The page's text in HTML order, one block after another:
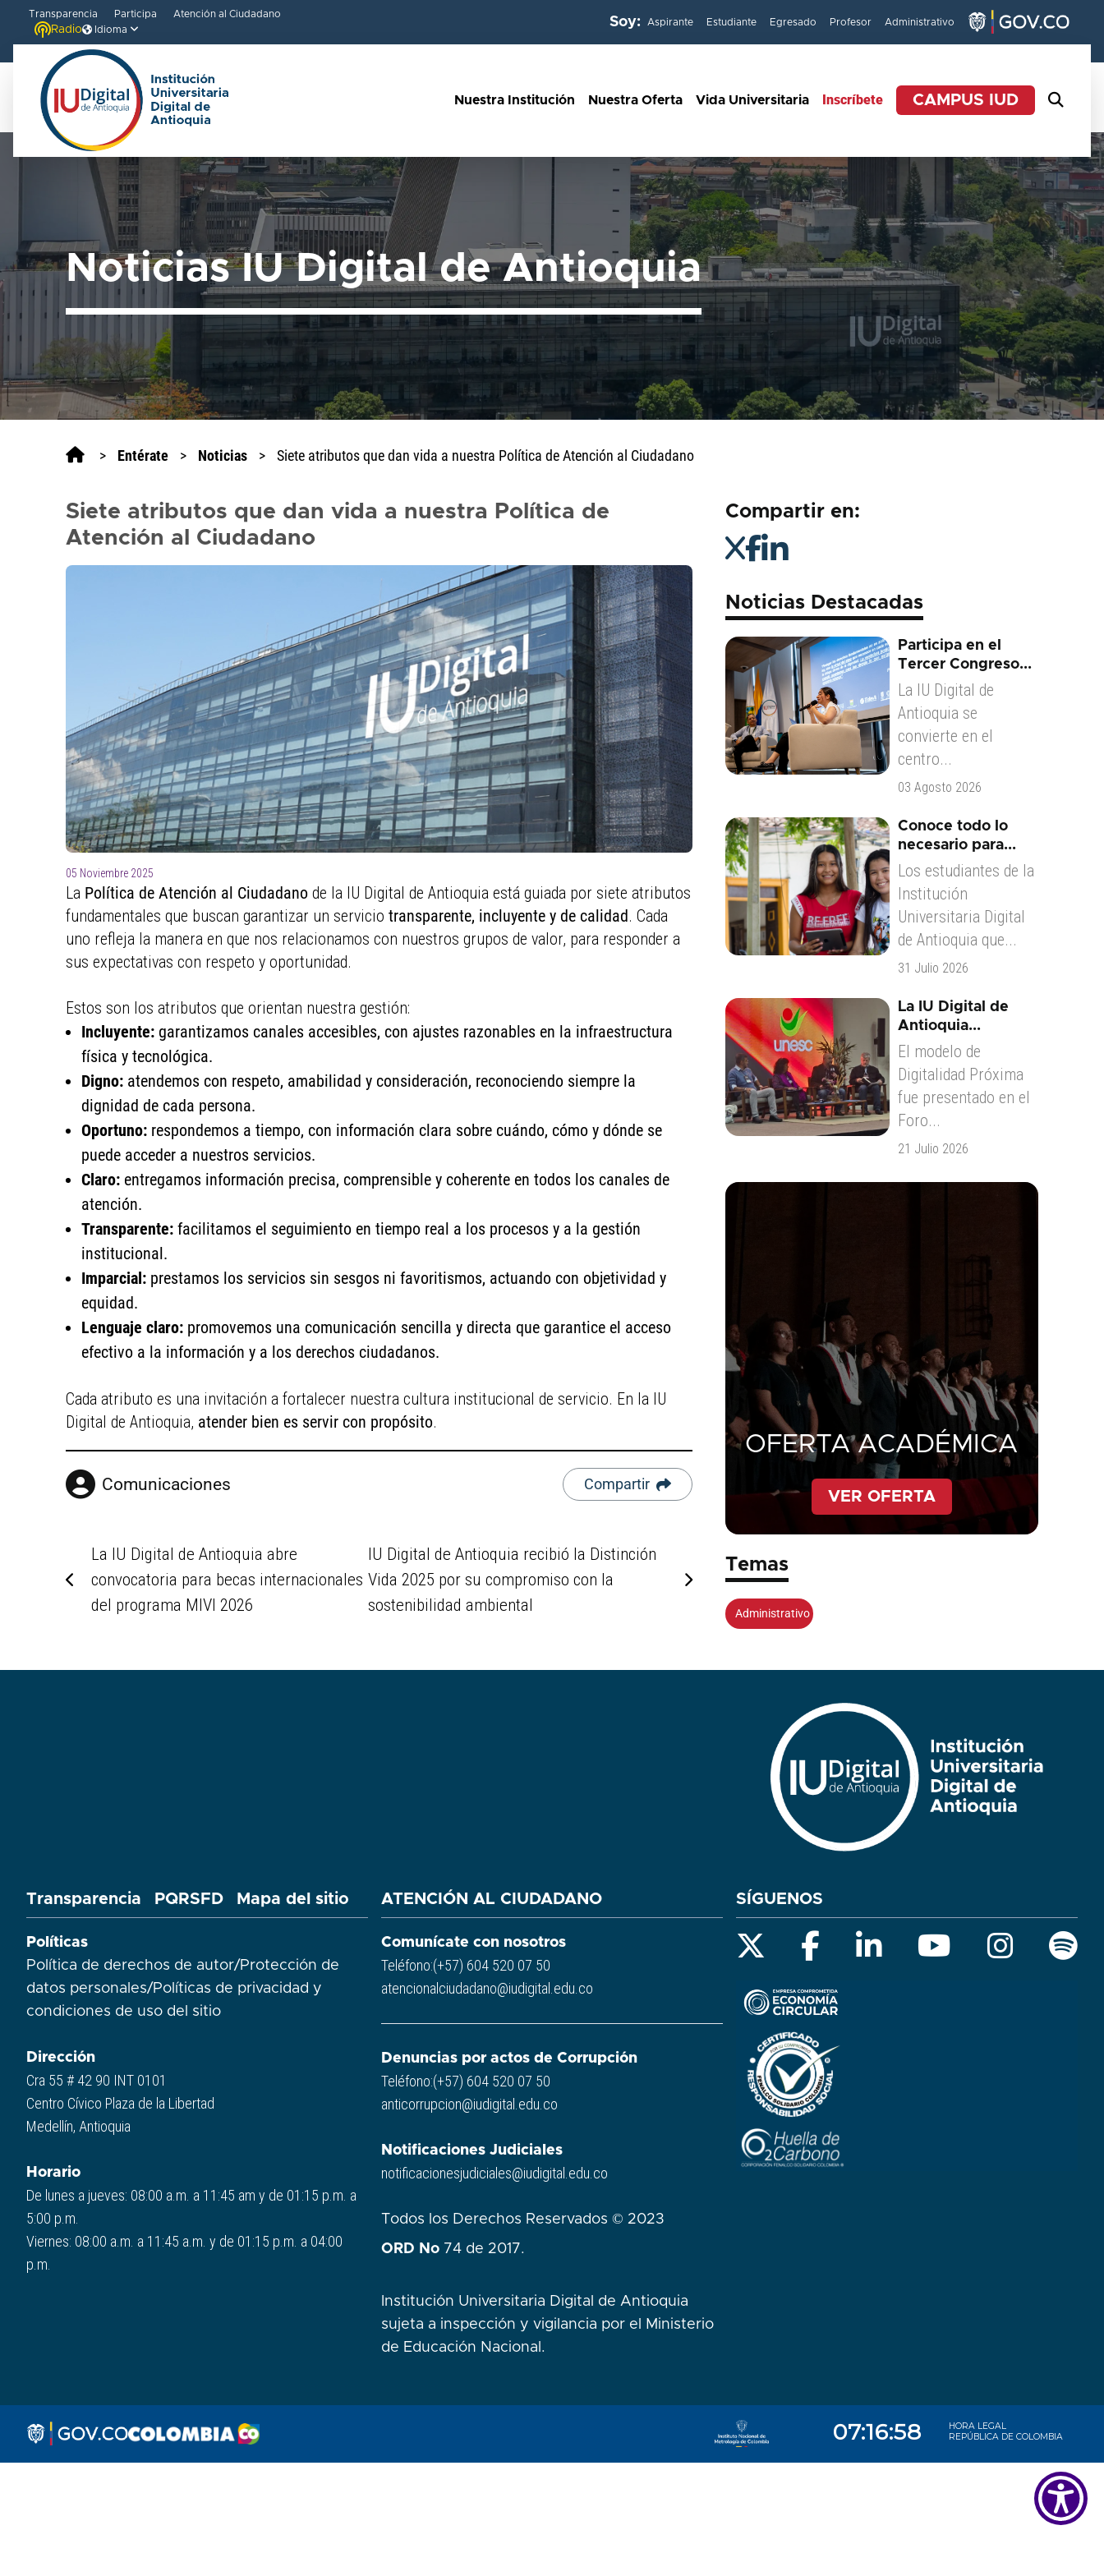
Bienvenido
One
Accesibilidad
Para
iniciar
lector
de
pantalla
Transparencia Participa Atención al Ciudadano
Radio Idioma Soy: Aspirante Estudiante Egresado Profesor Administrativo
Nuestra Institución Nuestra Oferta Vida Universitaria Inscríbete CAMPUS IUD
Noticias IU Digital de Antioquia
> Entérate > Noticias > Siete atributos que dan vida a nuestra Política de Atención al Ciudadano
Siete atributos que dan vida a nuestra Política de
Atención al Ciudadano
05 Noviembre 2025
La Política de Atención al Ciudadanode la IU Digital de Antioquia está guiada por siete atributos
fundamentales que buscan garantizar un servicio transparente, incluyente y de calidad. Cada
uno refleja la manera en que nos relacionamos con nuestros grupos de valor, para responder a
sus expectativas con respeto y oportunidad.
Estos son los atributos que orientan nuestra gestión:
Incluyente: garantizamos canales accesibles, con ajustes razonables en la infraestructura
física y tecnológica.
Digno: atendemos con respeto, amabilidad y consideración, reconociendo siempre la
dignidad de cada persona.
Oportuno: respondemos a tiempo, con información clara sobre cuándo, cómo y dónde se
puede acceder a nuestros servicios.
Claro: entregamos información precisa, comprensible y coherente en todos los canales de
atención.
Transparente: facilitamos el seguimiento en tiempo real a los procesos y a la gestión
institucional.
Imparcial: prestamos los servicios sin sesgos ni favoritismos, actuando con objetividad y
equidad.
Lenguaje claro: promovemos una comunicación sencilla y directa que garantice el acceso
efectivo a la información y a los derechos ciudadanos.
Cada atributo es una invitación a fortalecer nuestra cultura institucional de servicio. En la IU
Digital de Antioquia, atender bien es servir con propósito.
Comunicaciones Compartir
La IU Digital de Antioquia abre
convocatoria para becas internacionales
del programa MIVI 2026
IU Digital de Antioquia recibió la Distinción
Vida 2025 por su compromiso con la
sostenibilidad ambiental
Compartir en:
Noticias Destacadas
Participa en el
Tercer Congreso...
La IU Digital de
Antioquia se
convierte en el
centro...
03 Agosto 2026
Conoce todo lo
necesario para...
Los estudiantes de la
Institución
Universitaria Digital
de Antioquia que...
31 Julio 2026
La IU Digital de
Antioquia...
El modelo de
Digitalidad Próxima
fue presentado en el
Foro...
21 Julio 2026
OFERTA ACADÉMICA
VER OFERTA
Temas
Administrativo
Transparencia PQRSFD Mapa del sitio
Políticas
Política de derechos de autor/Protección de
datos personales/Políticas de privacidad y
condiciones de uso del sitio​
Dirección
Cra 55 # 42 90 INT 0101
Centro Cívico Plaza de la Libertad
Medellín, Antioquia
Horario
De lunes a jueves: 08:00 a.m. a 11:45 am y de 01:15 p.m. a
5:00 p.m.
Viernes: 08:00 a.m. a 11:45 a.m. y de 01:15 p.m. a 04:00
p.m.
ATENCIÓN AL CIUDADANO
Comunícate con nosotros
Teléfono:(+57) 604 520 07 50
atencionalciudadano@iudigital.edu.co
Denuncias por actos de Corrupción
Teléfono:(+57) 604 520 07 50
anticorrupcion@iudigital.edu.co
Notificaciones Judiciales
notificacionesjudiciales@iudigital.edu.co
Todos los Derechos Reservados © 2023
ORD No 74 de 2017.
Institución Universitaria Digital de Antioquia
sujeta a inspección y vigilancia por el Ministerio
de Educación Nacional.
SÍGUENOS